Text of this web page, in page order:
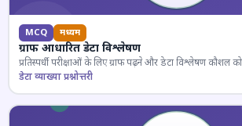
MCQ मध्यम
ग्राफ आधारित डेटा विश्लेषण
प्रतिस्पर्धी परीक्षाओं के लिए ग्राफ पढ़ने और डेटा विश्लेषण कौशल
डेटा व्याख्या प्रश्नोत्तरी